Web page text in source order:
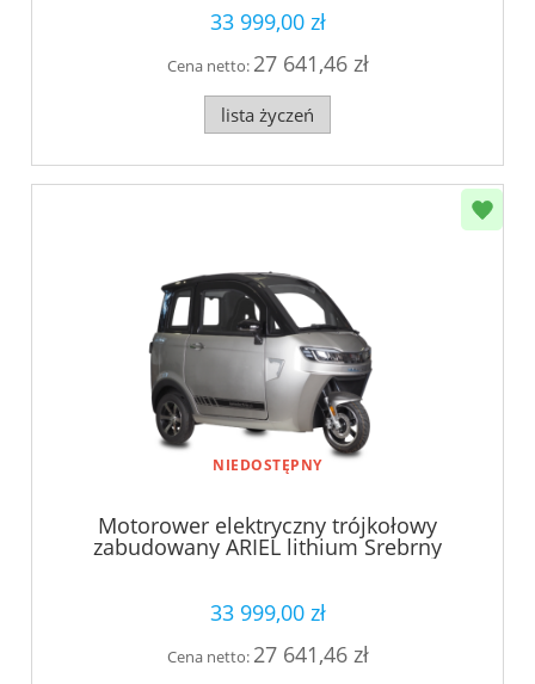
33 999,00 zł
Cena netto: 27 641,46 zł
lista życzeń
NIEDOSTĘPNY
Motorower elektryczny trójkołowy
zabudowany ARIEL lithium Srebrny
33 999,00 zł
Cena netto: 27 641,46 zł